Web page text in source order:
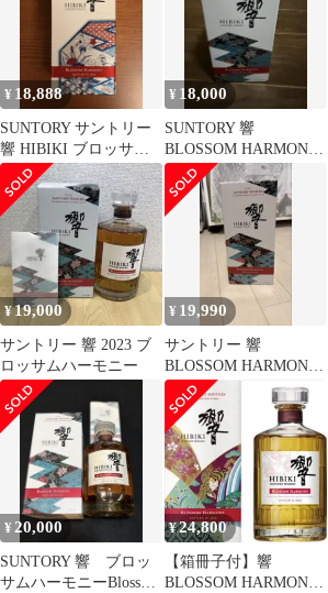
¥ 18,888
SUNTORY サントリー
響 HIBIKI ブロッサム
ハーモニー 2022
¥ 18,000
SUNTORY 響
BLOSSOM HARMONY
2023
¥19,000
サントリー 響 2023 ブ
ロッサムハーモニー
¥ 19,990
サントリー 響
BLOSSOM HARMONY
2023
¥20,000
SUNTORY 響 ブロッ
サムハーモニーBlossom
¥24,800
【箱冊子付】響
BLOSSOM HARMONY